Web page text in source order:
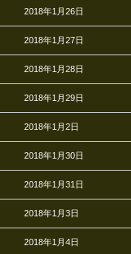
2018年1月26日
2018年1月27日
2018年1月28日
2018年1月29日
2018年1月2日
2018年1月30日
2018年1月31日
2018年1月3日
2018年1月4日